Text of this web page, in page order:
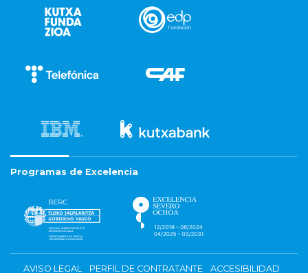
Programas de Excelencia
AVISO LEGAL PERFIL DE CONTRATANTE ACCESIBILIDAD